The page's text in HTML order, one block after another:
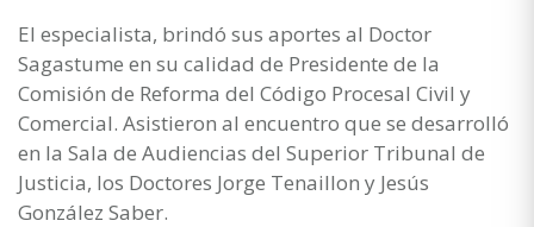
El especialista, brindó sus aportes al Doctor
Sagastume en su calidad de Presidente de la
Comisión de Reforma del Código Procesal Civil y
Comercial. Asistieron al encuentro que se desarrolló
en la Sala de Audiencias del Superior Tribunal de
Justicia, los Doctores Jorge Tenaillon y Jesús
González Saber.